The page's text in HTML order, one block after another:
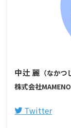
中辻 麗 （なかつ
株式会社
Twitter